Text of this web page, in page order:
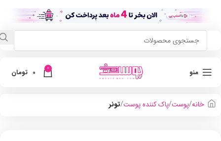
منو 0
0 تومان
خانه پوست پاک کننده پوست تونر